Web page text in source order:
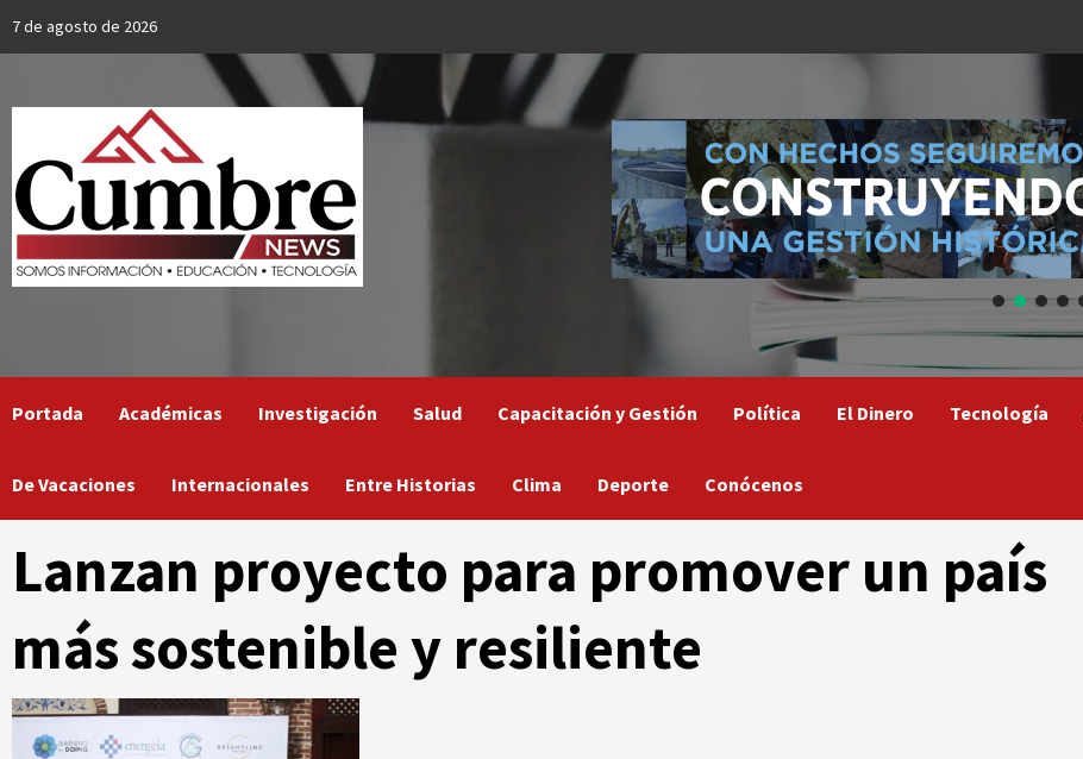
7 de agosto de 2026
Portada Académicas Investigación Salud Capacitación y Gestión Política El Dinero Tecnología
De Vacaciones Internacionales Entre Historias Clima Deporte Conócenos
Lanzan proyecto para promover un país
más sostenible y resiliente